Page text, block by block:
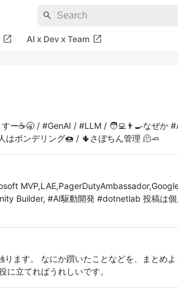
search
open_in_new AI x Dev x Team open_in_new
ー☕️🥱 / #GenAI / #LLM / 🧑‍💻👨‍🍳なぜか
はポンデリング🍩 / 🌵さぼちん管理 🫠🧈
Builder, #AI駆動開発 #dotnetlab 投稿は
ります。 なにか躓いたことなどを、まとめ
に立てればうれしいです。